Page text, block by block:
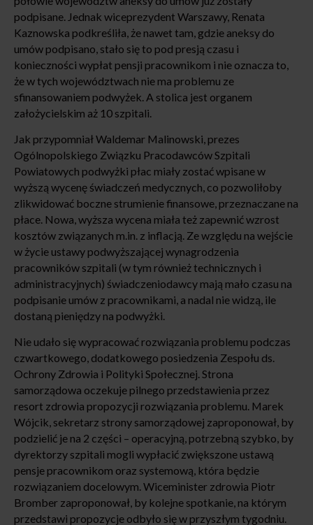
podpisane. Jednak wiceprezydent Warszawy, Renata
Kaznowska podkreśliła, że nawet tam, gdzie aneksy do
umów podpisano, stało się to pod presją czasu i
konieczności wypłat pensji pracownikom i nie oznacza to,
że w tych województwach nie ma problemu ze
sfinansowaniem podwyżek. A stolica jest organem
założycielskim aż 10 szpitali.
Jak przypomniał Waldemar Malinowski, prezes
Ogólnopolskiego Związku Pracodawców Szpitali
Powiatowych podwyżki płac miały zostać wpisane w
wyższą wycenę świadczeń medycznych, co pozwoliłoby
zlikwidować boczne strumienie finansowe, przeznaczane na
płace. Nowa, wyższa wycena miała też zapewnić wzrost
kosztów związanych m.in. z inflacją. Ze względu na wejście
w życie ustawy podwyższającej wynagrodzenia
pracowników szpitali (w tym również technicznych i
administracyjnych) świadczeniodawcy mają mało czasu na
podpisanie umów z pracownikami, a nadal nie widzą, ile
dostaną pieniędzy na podwyżki.
Nie udało się wypracować rozwiązania problemu podczas
czwartkowego, dodatkowego posiedzenia Zespołu ds.
Ochrony Zdrowia i Polityki Społecznej. Strona
samorządowa oczekuje pilnego przedstawienia przez
resort zdrowia propozycji rozwiązania problemu. Marek
Wójcik, sekretarz strony samorządowej zaproponował, by
podzielić je na 2 części – operacyjną, potrzebną szybko, by
dyrektorzy szpitali mogli wypłacić zwiększone ustawą
pensje pracownikom oraz systemową, która będzie
rozwiązaniem docelowym. Wiceminister zdrowia Piotr
Bromber zaproponował, by kolejne spotkanie, na którym
przedstawi propozycje odbyło się w przyszłym tygodniu.